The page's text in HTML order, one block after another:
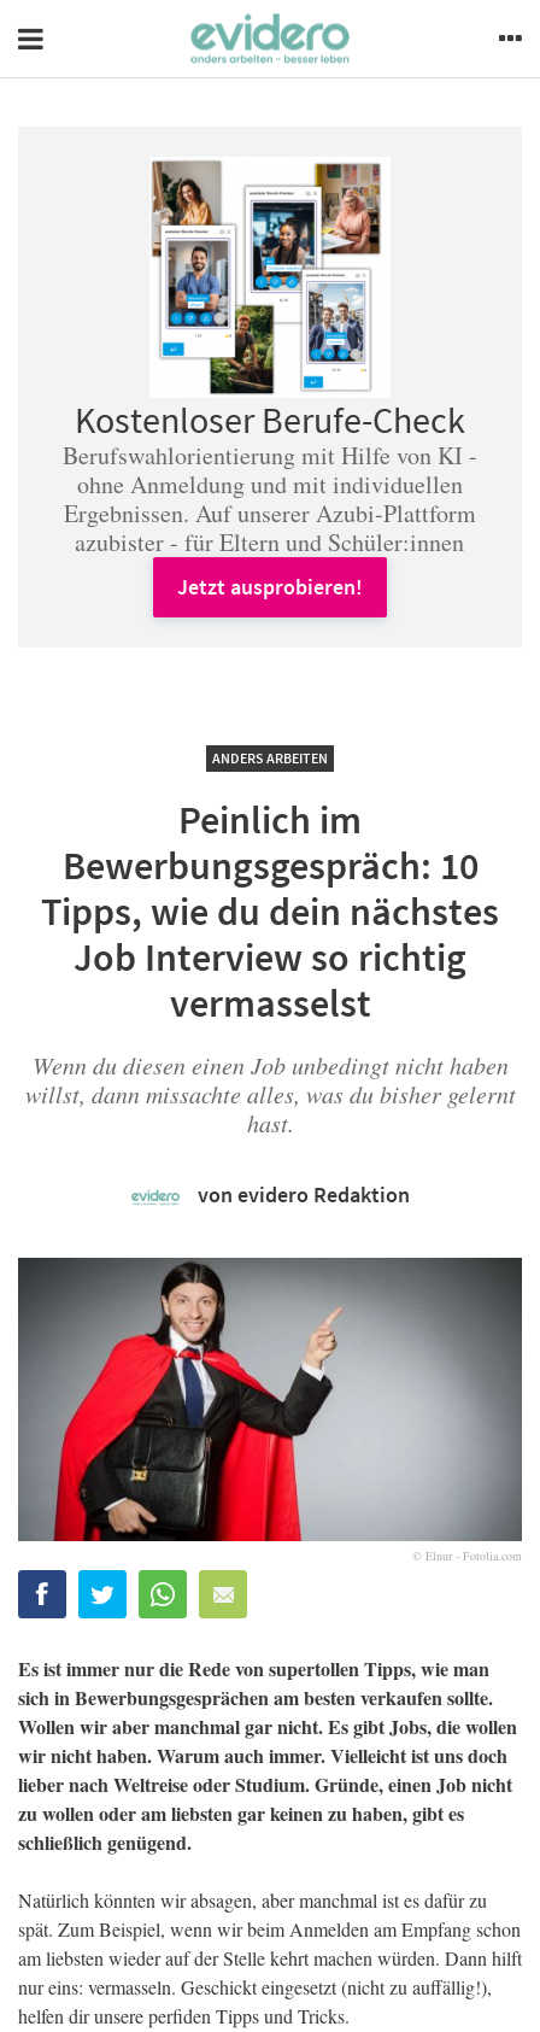
Kostenloser Berufe-Check
Berufswahlorientierung mit Hilfe von KI -
ohne Anmeldung und mit individuellen
Ergebnissen. Auf unserer Azubi-Plattform
azubister - für Eltern und Schüler:innen
Jetzt ausprobieren!
ANDERS ARBEITEN
Peinlich im
Bewerbungsgespräch: 10
Tipps, wie du dein nächstes
Job Interview so richtig
vermasselst
Wenn du diesen einen Job unbedingt nicht haben
willst, dann missachte alles, was du bisher gelernt
hast.
von evidero Redaktion
© Elnur - Fotolia.com
Es ist immer nur die Rede von supertollen Tipps, wie man
sich in Bewerbungsgesprächen am besten verkaufen sollte.
Wollen wir aber manchmal gar nicht. Es gibt Jobs, die wollen
wir nicht haben. Warum auch immer. Vielleicht ist uns doch
lieber nach Weltreise oder Studium. Gründe, einen Job nicht
zu wollen oder am liebsten gar keinen zu haben, gibt es
schließlich genügend.
Natürlich könnten wir absagen, aber manchmal ist es dafür zu
spät. Zum Beispiel, wenn wir beim Anmelden am Empfang schon
am liebsten wieder auf der Stelle kehrt machen würden. Dann hilft
nur eins: vermasseln. Geschickt eingesetzt (nicht zu auffällig!),
helfen dir unsere perfiden Tipps und Tricks.